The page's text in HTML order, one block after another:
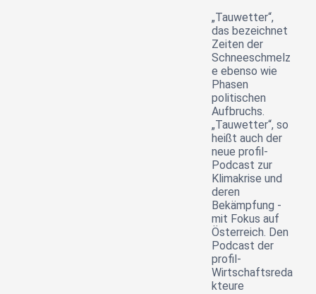
„Tauwetter“,
das bezeichnet
Zeiten der
Schneeschmelz
e ebenso wie
Phasen
politischen
Aufbruchs.
„Tauwetter“, so
heißt auch der
neue profil-
Podcast zur
Klimakrise und
deren
Bekämpfung -
mit Fokus auf
Österreich. Den
Podcast der
profil-
Wirtschaftsreda
kteure